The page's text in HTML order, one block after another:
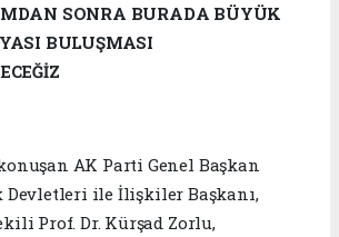
SONRA BURADA BÜYÜK
BULUŞMASI
AK Parti Genel Başkan
Devletleri ile İlişkiler Başkanı,
Prof. Dr. Kürşad Zorlu,